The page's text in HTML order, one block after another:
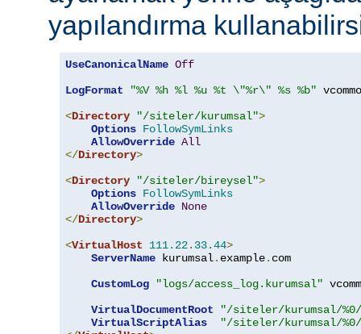
yapılandırma
UseCanonicalName Off
LogFormat
"%V %h %l %u %t \"%r\" %s %b"
<Directory "/siteler/kurumsal">
Options FollowSymLinks
AllowOverride All
</Directory>
<Directory "/siteler/bireysel">
Options FollowSymLinks
AllowOverride None
</Directory>
<VirtualHost 111.22. 33.44>
ServerName kurumsal. example. com
CustomLog
"logs/access_log.kurumsal"
VirtualDocumentRoot
"/siteler/kurumsal/
VirtualScriptAlias
"/siteler/kurumsal/